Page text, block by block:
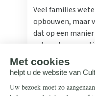
Veel families
opbouwen, maar
dat op een
volgende
Lees meer